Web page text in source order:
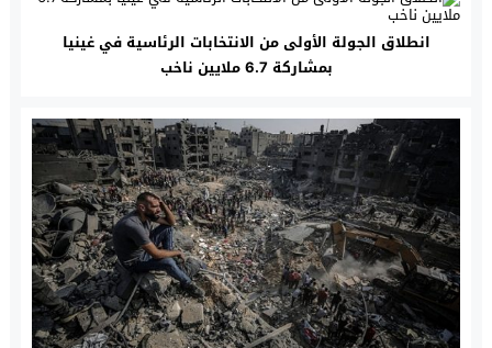
انطلاق الجولة الأولى من الانتخابات الرئاسية في غينيا
بمشاركة 6.7 ملايين ناخب